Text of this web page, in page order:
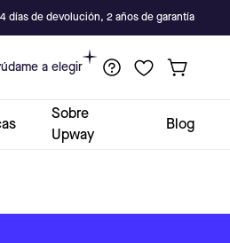
días de devolución, 2 años de garantía
a elegir
Sobre
Upway
Blog